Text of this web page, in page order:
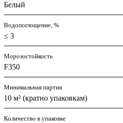
Белый
Водопоглощение, %
≤ 3
Морозостойкость
F350
Минимальная партия
10 м² (кратно упаковкам)
Количество в упаковке